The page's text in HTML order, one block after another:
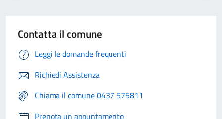
Contatta il comune
Leggi le domande frequenti
Richiedi Assistenza
Chiama il comune 0437 575811
Prenota un appuntamento